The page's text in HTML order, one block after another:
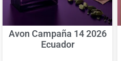
Avon Campaña 14 2026
Ecuador